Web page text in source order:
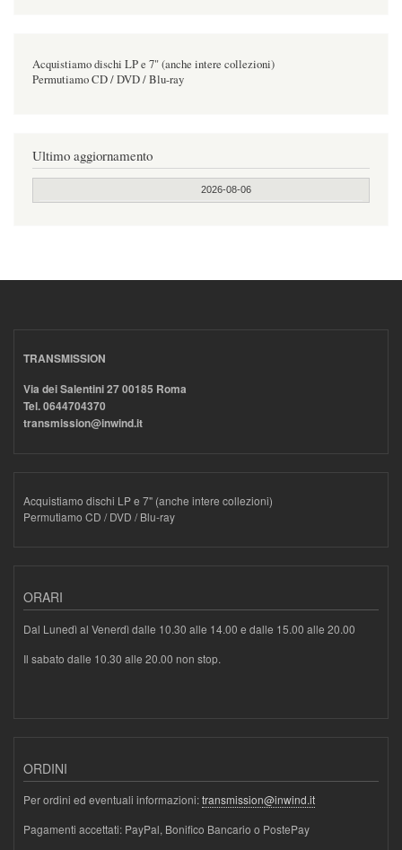
Acquistiamo dischi LP e 7" (anche intere collezioni)
Permutiamo CD / DVD / Blu-ray
Ultimo aggiornamento
2026-08-06
TRANSMISSION
Via dei Salentini 27 00185 Roma
Tel. 0644704370
transmission@inwind.it
Acquistiamo dischi LP e 7" (anche intere collezioni)
Permutiamo CD / DVD / Blu-ray
ORARI
Dal Lunedì al Venerdì dalle 10.30 alle 14.00 e dalle 15.00 alle 20.00
Il sabato dalle 10.30 alle 20.00 non stop.
ORDINI
Per ordini ed eventuali informazioni:transmission@inwind.it
Pagamenti accettati: PayPal, Bonifico Bancario o PostePay